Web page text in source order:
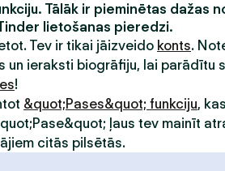
Tālāk ir pieminētas dažas
lietošanas pieredzi.
Tev ir tikai jāizveido konts.
un ieraksti biogrāfiju, lai parādītu
!
&quot;Pases&quot; funkciju,
ļaus tev mainīt
citās pilsētās.